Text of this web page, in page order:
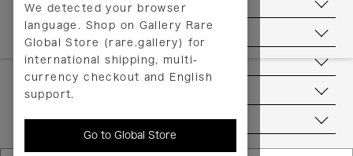
We detected your browser
language. Shop on Gallery Rare
Global Store (rare.gallery) for
international shipping, multi-
currency checkout and English
support.
Go to Global Store
返品について
ヘルプ
お問い合わせ
当店について